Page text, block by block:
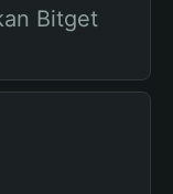
Bitget